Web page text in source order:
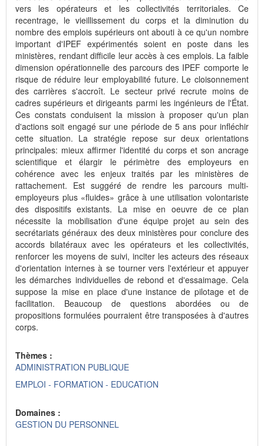
vers les opérateurs et les collectivités territoriales. Ce
recentrage, le vieillissement du corps et la diminution du
nombre des emplois supérieurs ont abouti à ce qu'un nombre
important d'IPEF expérimentés soient en poste dans les
ministères, rendant difficile leur accès à ces emplois. La faible
dimension opérationnelle des parcours des IPEF comporte le
risque de réduire leur employabilité future. Le cloisonnement
des carrières s'accroît. Le secteur privé recrute moins de
cadres supérieurs et dirigeants parmi les ingénieurs de l'État.
Ces constats conduisent la mission à proposer qu'un plan
d'actions soit engagé sur une période de 5 ans pour infléchir
cette situation. La stratégie repose sur deux orientations
principales: mieux affirmer l'identité du corps et son ancrage
scientifique et élargir le périmètre des employeurs en
cohérence avec les enjeux traités par les ministères de
rattachement. Est suggéré de rendre les parcours multi-
employeurs plus «fluides» grâce à une utilisation volontariste
des dispositifs existants. La mise en oeuvre de ce plan
nécessite la mobilisation d'une équipe projet au sein des
secrétariats généraux des deux ministères pour conclure des
accords bilatéraux avec les opérateurs et les collectivités,
renforcer les moyens de suivi, inciter les acteurs des réseaux
d'orientation internes à se tourner vers l'extérieur et appuyer
les démarches individuelles de rebond et d'essaimage. Cela
suppose la mise en place d'une instance de pilotage et de
facilitation. Beaucoup de questions abordées ou de
propositions formulées pourraient être transposées à d'autres
corps.
Thèmes :
ADMINISTRATION PUBLIQUE
EMPLOI - FORMATION - EDUCATION
Domaines :
GESTION DU PERSONNEL